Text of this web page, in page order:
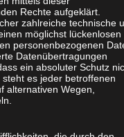
Rechte aufgeklärt.
zahlreiche technische
möglichst lückenlosen
personenbezogenen
Datenübertragungen
ein absoluter Schutz
es jeder betroffenen
alternativen Wegen,